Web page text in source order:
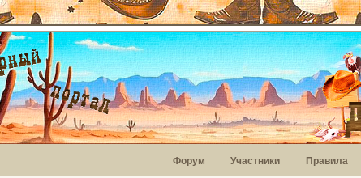
Форум Участники Правила